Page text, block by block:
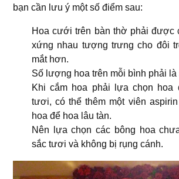
bạn cần lưu ý một số điểm sau:
Hoa cưới trên bàn thờ phải được
xứng nhau tượng trưng cho đôi
mắt hơn.
Số lượng hoa trên mỗi bình phải là
Khi cắm hoa phải lựa chọn hoa
tươi, có thể thêm một viên
hoa để hoa lâu tàn.
Nên lựa chọn các bông hoa
sắc tươi và không bị rụng cánh.